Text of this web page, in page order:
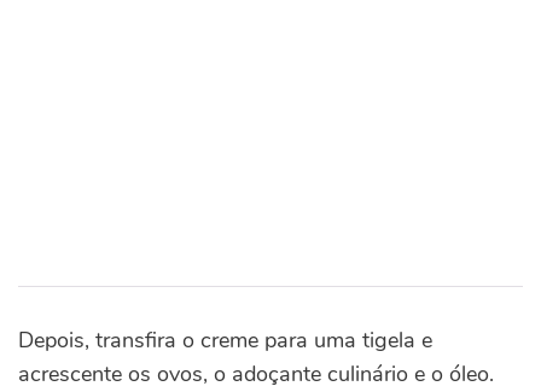
Depois, transfira o creme para uma tigela e
acrescente os ovos, o adoçante culinário e o óleo.